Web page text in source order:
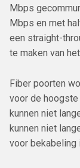
Mbps
Mbps en met
een straight-
te maken van
Fiber poorten
voor de
kunnen niet
kunnen niet
voor bekabeling